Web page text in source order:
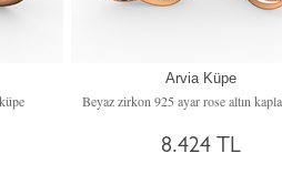
Arvia Küpe
8.424 TL